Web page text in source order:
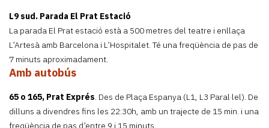
L9 sud. Parada El Prat Estació
La parada El Prat estació està a 500 metres del teatre i enllaça
L’Artesà amb Barcelona i L’Hospitalet. Té una freqüència de pas de
7 minuts aproximadament.
Amb autobús
65 o 165, Prat Exprés. Des de Plaça Espanya (L1, L3 Paral·lel). De
dilluns a divendres fins les 22:30h, amb un trajecte de 15 min. i una
freqüència de pas d’entre 9 i 15 minuts.